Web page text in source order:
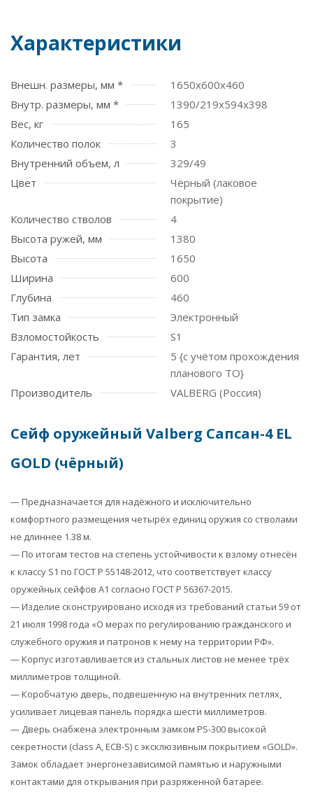
Характеристики
Внешн. размеры, мм *
1650х600х460
Внутр. размеры, мм *
1390/219х594х398
Вес, кг
165
Количество полок
3
Внутренний объем, л
329/49
Цвет
Чёрный (лаковое
покрытие)
Количество стволов
4
Высота ружей, мм
1380
Высота
1650
Ширина
600
Глубина
460
Тип замка
Электронный
Взломостойкость
S1
Гарантия, лет
5 {с учётом прохождения
планового ТО}
Производитель
VALBERG (Россия)
Сейф оружейный Valberg Сапсан-4 EL
GOLD (чёрный)
— Предназначается для надёжного и исключительно
комфортного размещения четырёх единиц оружия со стволами
не длиннее 1.38 м.
— По итогам тестов на степень устойчивости к взлому отнесён
к классу S1 по ГОСТ Р 55148-2012, что соответствует классу
оружейных сейфов А1 согласно ГОСТ Р 56367-2015.
— Изделие сконструировано исходя из требований статьи 59 от
21 июля 1998 года «О мерах по регулированию гражданского и
служебного оружия и патронов к нему на территории РФ».
— Корпус изготавливается из стальных листов не менее трёх
миллиметров толщиной.
— Коробчатую дверь, подвешенную на внутренних петлях,
усиливает лицевая панель порядка шести миллиметров.
— Дверь снабжена электронным замком PS-300 высокой
секретности (class A, ECB-S) с эксклюзивным покрытием «GOLD».
Замок обладает энергонезависимой памятью и наружными
контактами для открывания при разряженной батарее.